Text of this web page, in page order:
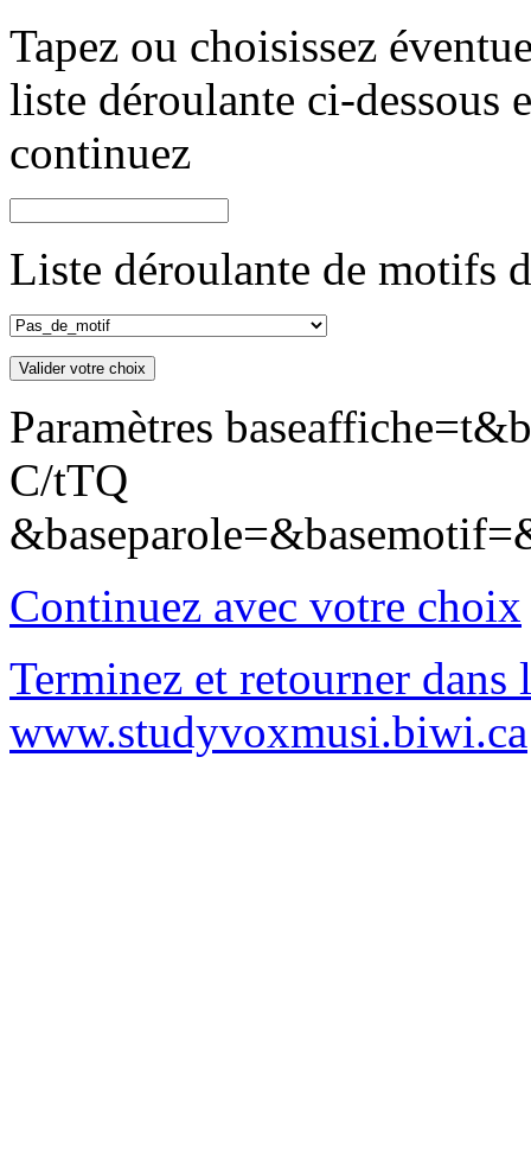
Tapez ou choisissez
liste déroulante ci-
continuez
Liste déroulante de motifs
Paramètres
C/tTQ
Continuez avec votre choix
Terminez et retourner dans
www.studyvoxmusi.biwi.ca